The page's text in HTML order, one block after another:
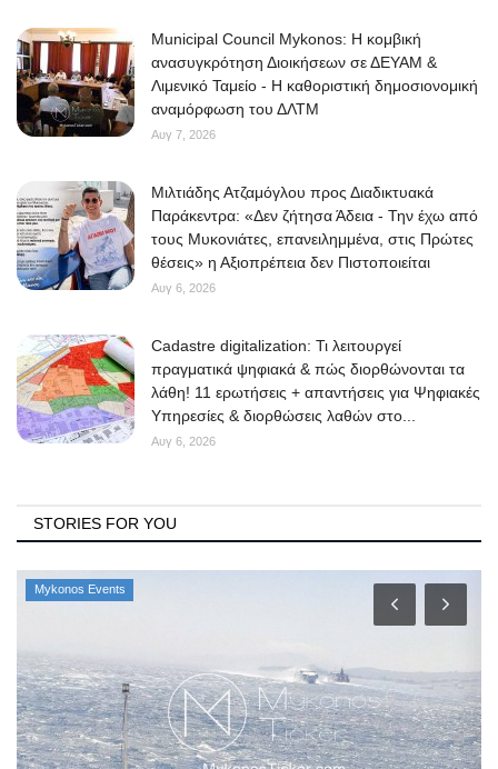
Municipal Council Mykonos: Η κομβική
ανασυγκρότηση Διοικήσεων σε ΔΕΥΑΜ &
Λιμενικό Ταμείο - Η καθοριστική δημοσιονομική
αναμόρφωση του ΔΛΤΜ
Αυγ 7, 2026
Μιλτιάδης Ατζαμόγλου προς Διαδικτυακά
Παράκεντρα: «Δεν ζήτησα Άδεια - Την έχω από
τους Μυκονιάτες, επανειλημμένα, στις Πρώτες
θέσεις» η Αξιοπρέπεια δεν Πιστοποιείται
Αυγ 6, 2026
Cadastre digitalization: Τι λειτουργεί
πραγματικά ψηφιακά & πώς διορθώνονται τα
λάθη! 11 ερωτήσεις + απαντήσεις για Ψηφιακές
Υπηρεσίες & διορθώσεις λαθών στο...
Αυγ 6, 2026
STORIES FOR YOU
Mykonos Events